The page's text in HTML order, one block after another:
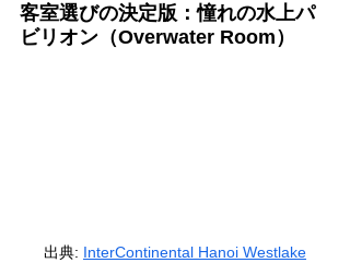
客室選びの決定版：憧れの水上パ
ビリオン（Overwater Room）
出典: InterContinental Hanoi Westlake